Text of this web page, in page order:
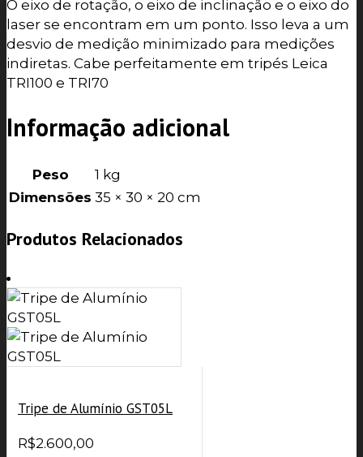
O eixo de rotação, o eixo de inclinação e o eixo do
laser se encontram em um ponto. Isso leva a um
desvio de medição minimizado para medições
indiretas. Cabe perfeitamente em tripés Leica
TRI100 e TRI70
Informação adicional
Peso
1 kg
Dimensões 35 × 30 × 20 cm
Produtos Relacionados
Tripe de Alumínio GST05L
R$2.600,00